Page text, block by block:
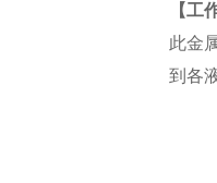
【工
此金
到各